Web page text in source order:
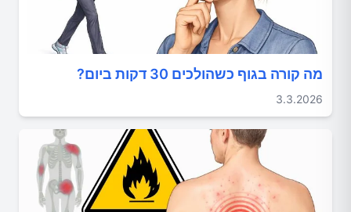
מה קורה בגוף כשהולכים 30 דקות ביום?
3.3.2026